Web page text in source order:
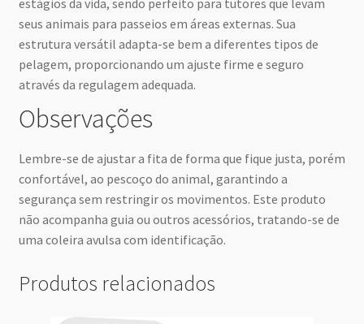
estágios da vida, sendo perfeito para tutores que levam
seus animais para passeios em áreas externas. Sua
estrutura versátil adapta-se bem a diferentes tipos de
pelagem, proporcionando um ajuste firme e seguro
através da regulagem adequada.
Observações
Lembre-se de ajustar a fita de forma que fique justa, porém
confortável, ao pescoço do animal, garantindo a
segurança sem restringir os movimentos. Este produto
não acompanha guia ou outros acessórios, tratando-se de
uma coleira avulsa com identificação.
Produtos relacionados